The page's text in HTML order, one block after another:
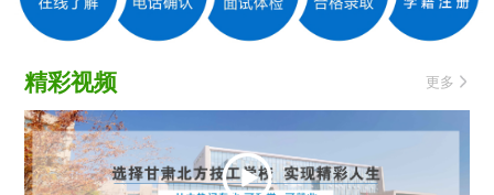
精彩视频 更多